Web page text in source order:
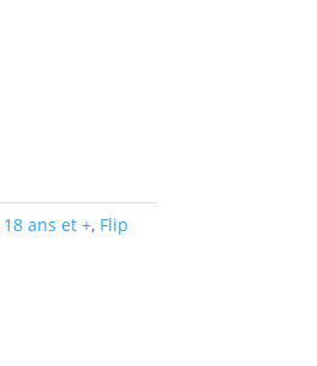
18 ans et +, Flip